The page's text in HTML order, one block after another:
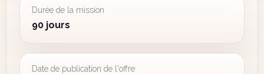
Durée de la mission
90 jours
Date de publication de l'offre